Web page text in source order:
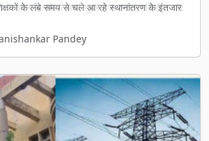
के लंबे समय से चले आ रहे स्थानांतरण के इंतजार
Pandey